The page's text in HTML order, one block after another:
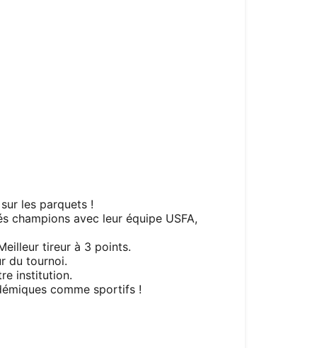
les parquets !
champions avec leur équipe USFA,
tireur à 3 points.
du tournoi.
institution.
comme sportifs !